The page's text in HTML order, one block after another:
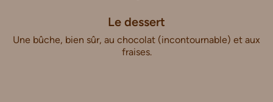
Le dessert
Une bûche, bien sûr, au chocolat (incontournable) et aux
fraises.